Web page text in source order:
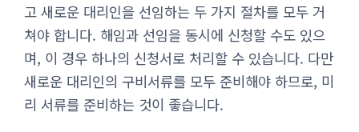
고 새로운 대리인을 선임하는 두 가지 절차를 모두 거
쳐야 합니다. 해임과 선임을 동시에 신청할 수도 있으
며, 이 경우 하나의 신청서로 처리할 수 있습니다. 다만
새로운 대리인의 구비서류를 모두 준비해야 하므로, 미
리 서류를 준비하는 것이 좋습니다.